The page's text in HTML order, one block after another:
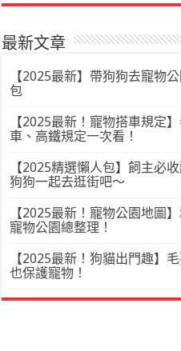
最新文章
【2025最新】帶狗狗去寵物
包
【2025最新！寵物搭車規定
車、高鐵規定一次看！
【2025精選懶人包】飼主必
狗狗一起去逛街吧～
【2025最新！寵物公園地圖
寵物公園總整理！
【2025最新！狗貓出門趣】
也保護寵物！